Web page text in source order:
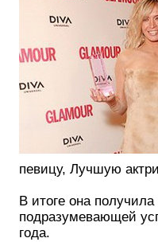
певицу, Лучшую
В итоге она
подразумевающей
года.